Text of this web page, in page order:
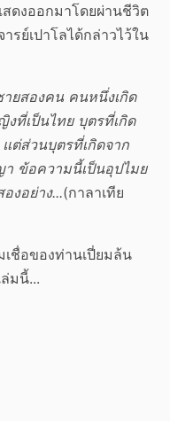
ดงออกมาโดยผ่านชีวิต
ย์เปาโลได้กล่าวไว้ใน
ายสองคน คนหนึ่งเกิด
ที่เป็นไทย บุตรที่เกิด
ต่ส่วนบุตรที่เกิดจาก
ข้อความนี้เป็นอุปไมย
งอย่าง...(กาลาเทีย
ชื่อของท่านเปี่ยมล้น
มนี้...